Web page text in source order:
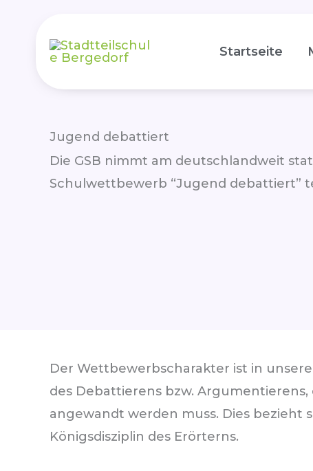
springen
Startseite
Jugend debattiert
Die GSB nimmt am deutschlandweit
Schulwettbewerb “Jugend debattiert”
Der Wettbewerbscharakter ist in
des Debattierens bzw.
angewandt werden muss. Dies bezieht
Königsdisziplin des Erörterns.